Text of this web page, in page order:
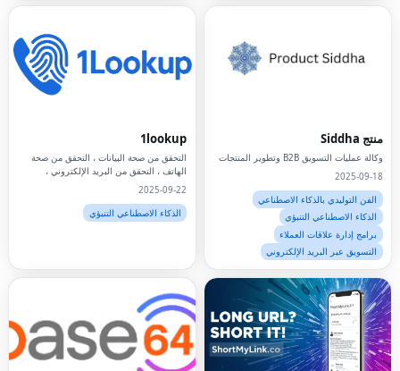
منتج Siddha
وكالة عمليات التسويق B2B وتطوير المنتجات
2025-09-18
الفن التوليدي بالذكاء الاصطناعي
الذكاء الاصطناعي التنبؤي
برامج إدارة علاقات العملاء
التسويق عبر البريد الإلكتروني
1lookup
التحقق من صحة البيانات ، التحقق من صحة
الهاتف ، التحقق من البريد الإلكتروني ،
اكتشاف الاحتيال ، واجهة برمجة التطبيقات ،
2025-09-22
الذكاء الاصطناعي التنبؤي